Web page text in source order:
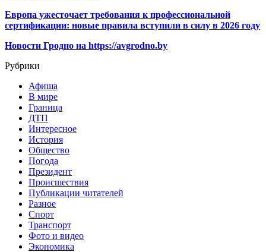
Европа ужесточает требования к профессиональной
сертификации: новые правила вступили в силу в 2026 году
Новости Гродно на https://avgrodno.by
Рубрики
Афиша
В мире
Граница
ДТП
Интересное
История
Общество
Погода
Президент
Происшествия
Публикации читателей
Разное
Спорт
Транспорт
Фото и видео
Экономика